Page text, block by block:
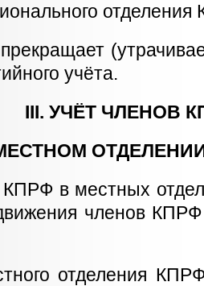
учёта.
III. УЧЁТ ЧЛЕНОВ
в местных
членов
отделения